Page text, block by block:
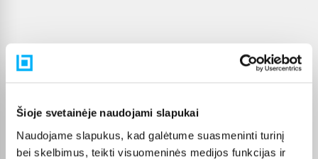
Šioje svetainėje naudojami slapukai
Naudojame slapukus, kad galėtume suasmeninti turinį
bei skelbimus, teikti visuomeninės medijos funkcijas ir
Pirkėjų atsiliepimai apie prekes
Patvirtintas pirkėjas
Mano patys mėgstamiausi kvepalai. Perku juos daug metų. Ačiū